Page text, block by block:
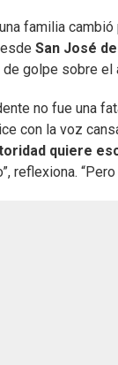
familia
San José
golpe sobre el
no fue una
con la voz
quiere
reflexiona.